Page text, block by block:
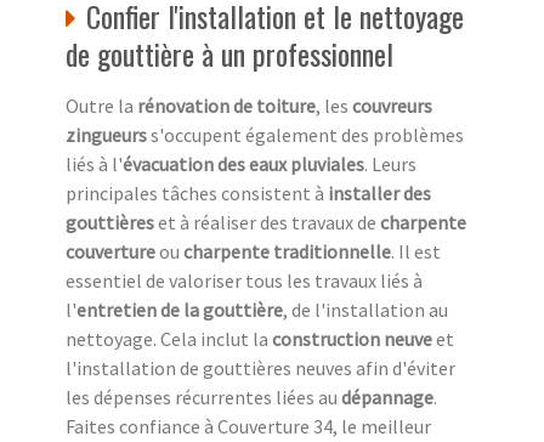
Confier l'installation et le nettoyage
de gouttière à un professionnel
Outre la rénovation de toiture, les couvreurs
zingueurss'occupent également des problèmes
liés à l'évacuation des eaux pluviales. Leurs
principales tâches consistent à installer des
gouttièreset à réaliser des travaux de charpente
couvertureou charpente traditionnelle. Il est
essentiel de valoriser tous les travaux liés à
l'entretien de la gouttière, de l'installation au
nettoyage. Cela inclut la construction neuveet
l'installation de gouttières neuves afin d'éviter
les dépenses récurrentes liées au dépannage.
Faites confiance à Couverture 34, le meilleur